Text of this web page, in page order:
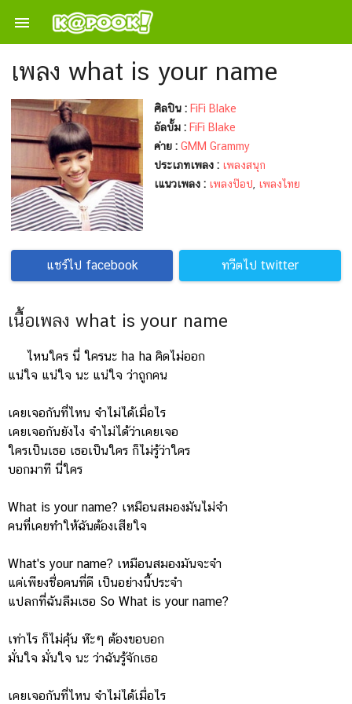

เพลง what is your name
ศิลปิน : FiFi Blake
อัลบั้ม : FiFi Blake
ค่าย : GMM Grammy
ประเภทเพลง : เพลงสนุก
เแนวเพลง : เพลงป๊อป เพลงไทย
แชร์ไป facebook ทวีตไป twitter
เนื้อเพลง what is your name
ไหนใคร นี่ ใครนะ ha ha คิดไม่ออก
แน่ใจ แน่ใจ นะ แน่ใจ ว่าถูกคน
เคยเจอกันที่ไหน จำไม่ได้เมื่อไร
เคยเจอกันยังไง จำไม่ได้ว่าเคยเจอ
ใครเป็นเธอ เธอเป็นใคร ก็ไม่รู้ว่าใคร
บอกมาที นี่ใคร
What is your name? เหมือนสมองมันไม่จำ
คนที่เคยทำให้ฉันต้องเสียใจ
What's your name? เหมือนสมองมันจะจำ
แค่เพียงชื่อคนที่ดี เป็นอย่างนี้ประจำ
แปลกที่ฉันลืมเธอ So What is your name?
เท่าไร ก็ไม่คุ้น ห๊ะๆ ต้องขอบอก
มั่นใจ มั่นใจ นะ ว่าฉันรู้จักเธอ
เคยเจอกันที่ไหน จำไม่ได้เมื่อไร